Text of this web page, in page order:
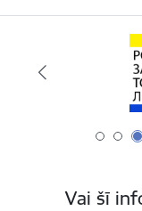
Vai šī